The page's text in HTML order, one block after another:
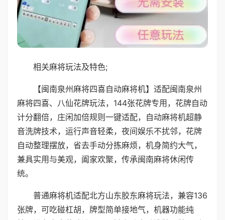
相关麻将玩法及特色;
【闽南泉州麻将四喜自动麻将机】适配闽南泉州
麻将四喜、八仙花牌玩法，144张花牌专用，花牌自动
计分翻倍，庄闲加倍规则一键适配，自动麻将机超静
音洗牌技术，运行声音轻柔，夜间娱乐不扰邻，花牌
自动整理摆放，省去手动分拣麻烦，机身简约大气，
兼具实用与美观，阖家欢聚，传承闽南麻将休闲传
统。
普通麻将机适配北方山东胶东麻将玩法，兼容136
张牌，可吃碰杠胡，牌型简单接地气，机器功能纯